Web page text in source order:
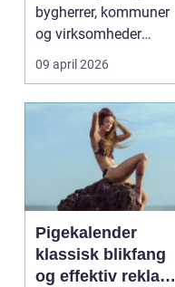
bygherrer, kommuner
og virksomheder
møder, når gamle
industrig...
09 april 2026
Pigekalender
klassisk blikfang
og effektiv reklame